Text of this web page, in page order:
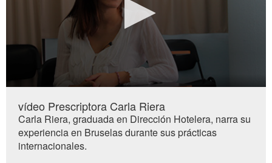
seconds
seconds
vídeo Prescriptora Carla Riera
Carla Riera, graduada en Dirección Hotelera, narra su
experiencia en Bruselas durante sus prácticas
internacionales.